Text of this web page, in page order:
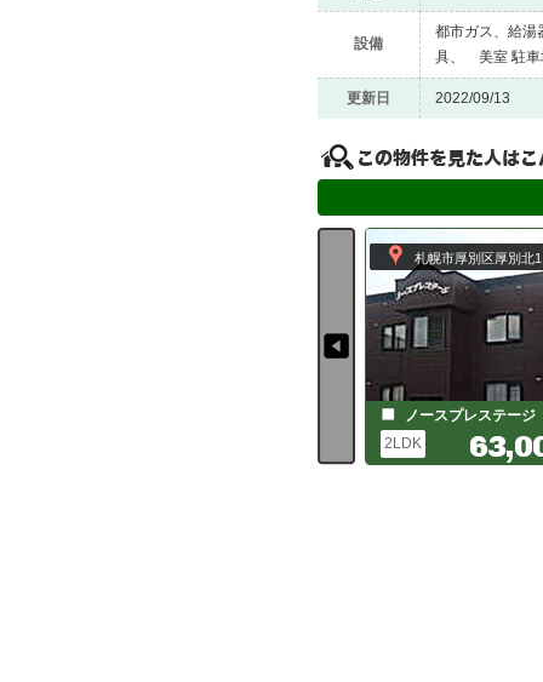
設備
都市ガス、給湯
具、 美室 駐
更新日 2022/09/13
ノースプレステージ
札幌市厚別区厚別北
2LDK